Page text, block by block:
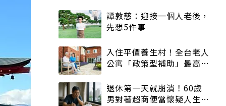
譚敦慈：迎接一個人老後，
先想5件事
入住平價養生村！全台老人
公寓「政策型補助」最高打
退休第一天就崩潰！60歲
男對著超商便當懷疑人生